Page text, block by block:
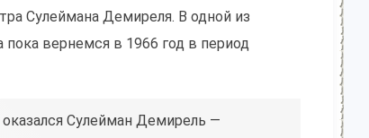
Сулеймана Демиреля. В одной из
вернемся в 1966 год в период
Сулейман Демирель —